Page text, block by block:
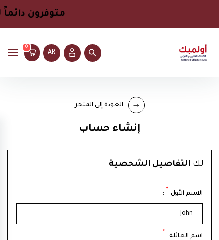
متوفرون دائماً
AR
0
العودة إلى المتجر
إنشاء حساب
لك التفاصيل الشخصية
الاسم الأول *
:
اسم العائلة *
: